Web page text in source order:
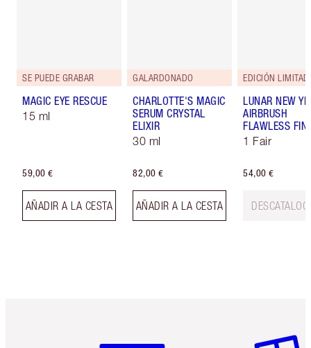
SE PUEDE GRABAR
MAGIC EYE RESCUE
15 ml
59,00 €
AÑADIR A LA CESTA
GALARDONADO
CHARLOTTE'S MAGIC
SERUM CRYSTAL
ELIXIR
30 ml
82,00 €
AÑADIR A LA CESTA
EDICIÓN
LUNAR NEW
AIRBRUSH
FLAWLESS
1 Fair
54,00 €